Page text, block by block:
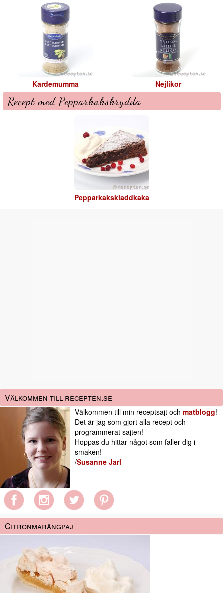
Kardemumma Nejlikor
Recept med Pepparkakskrydda
Pepparkakskladdkaka
Välkommen till recepten.se
Välkommen till min receptsajt och matblogg!
Det är jag som gjort alla recept och
programmerat sajten!
Hoppas du hittar något som faller dig i
smaken!
/Susanne Jarl
Citronmarängpaj